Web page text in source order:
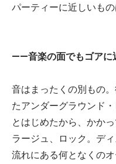
パーティーに近しいもの
——音楽の面でもゴアに
音はまったくの別もの
たアンダーグラウンド
とはじめたから、かか
ラージュ、ロック。デ
流れにある何となくの